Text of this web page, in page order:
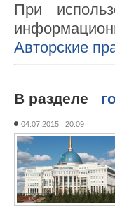
При
Авторские
В разделе
04.07.2015 20:09